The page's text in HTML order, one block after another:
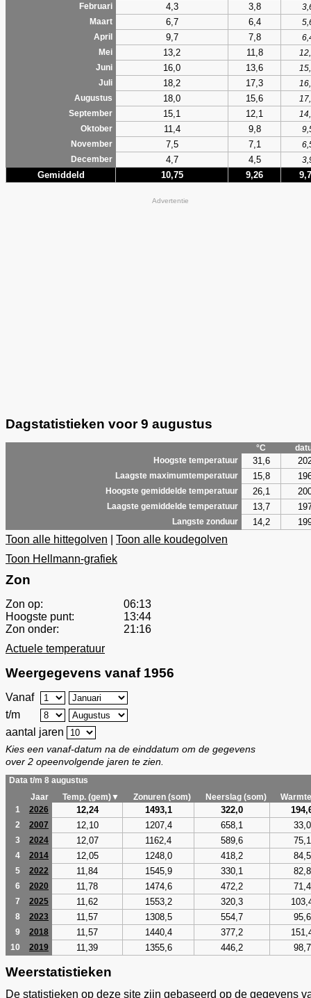
Februari
4,3 3,8
Maart
6,7 6,4
April
9,7 7,8
Mei
13,2 11,8
Juni
16,0 13,6
Juli
18,2 17,3
Augustus
18,0 15,6
September
15,1 12,1
Oktober
11,4 9,8
November
7,5 7,1
December
4,7 4,5
Gemiddeld 10,75 9,26
Advertentie
Dagstatistieken voor 9 augustus
°C
Hoogste temperatuur
31,6
Laagste maximumtemperatuur 15,8
Hoogste gemiddelde temperatuur 26,1
Laagste gemiddelde temperatuur 13,7
Langste zonduur 14,2
Toon alle hittegolven
Toon alle koudegolven
Toon Hellmann-grafiek
Zon
Zon op:
06:13
Hoogste punt:
13:44
Zon onder:
21:16
Actuele temperatuur
Weergegevens vanaf 1956
Vanaf
t/m
aantal jaren
Kies een vanaf-datum na de einddatum om de gegevens
over 2 opeenvolgende jaren te zien.
Data t/m 8 augustus
Jaar
Temp. (gem)▼ Zonuren (som) Neerslag (som)
1
2026 12,24 1493,1 322,0
2 2007 12,10 1207,4 658,1 33,0
3 2024 12,07 1162,4 589,6 75,1
4 2014 12,05 1248,0 418,2 84,5
5 2022 11,84 1545,9 330,1 82,8
6 2020 11,78 1474,6 472,2 71,4
7 2025 11,62 1553,2 320,3
8 2023 11,57 1308,5 554,7 95,6
9 2018 11,57 1440,4 377,2
10 2019 11,39 1355,6 446,2 98,7
Weerstatistieken
De statistieken op deze site zijn gebaseerd op de gegevens